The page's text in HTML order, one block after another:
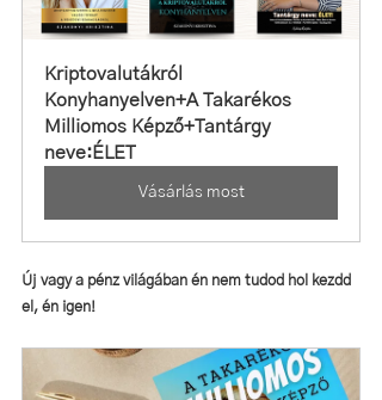
Kriptovalutákról
Konyhanyelven+A Takarékos
Milliomos Képző+Tantárgy
neve:ÉLET
Vásárlás most
Új vagy a pénz világában én nem tudod hol kezdd
el, én igen!